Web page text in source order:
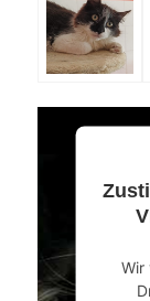
Wir